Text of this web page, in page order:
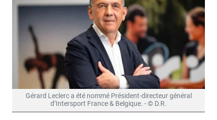
Gérard Leclerc a été nommé Président-directeur général
d’Intersport France & Belgique. - © D.R.